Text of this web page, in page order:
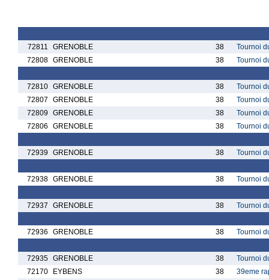
72811 GRENOBLE 38
Tournoi
72808 GRENOBLE 38 Tournoi
72810 GRENOBLE 38
Tournoi
72807
GRENOBLE 38
Tournoi
72809
GRENOBLE 38
Tournoi
72806
GRENOBLE 38 Tournoi
72939 GRENOBLE 38 Tournoi
72938 GRENOBLE 38 Tournoi
72937 GRENOBLE 38 Tournoi
72936 GRENOBLE 38 Tournoi
72935 GRENOBLE 38
Tournoi
72170
EYBENS 38
39eme